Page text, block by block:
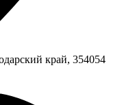
край, 354054